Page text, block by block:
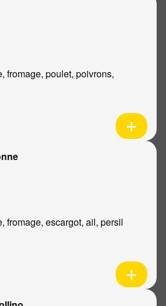
fromage, poulet, poivrons,
fromage, escargot, ail, persil